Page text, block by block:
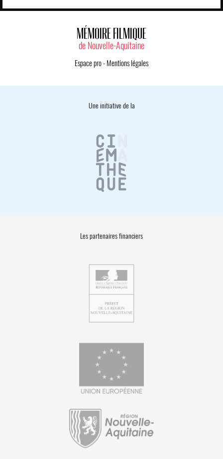
MÉMOIRE FILMIQUE
de Nouvelle-Aquitaine
Espace pro- Mentions légales
Une initiative de la
Les partenaires financiers